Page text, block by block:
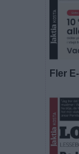
Fler